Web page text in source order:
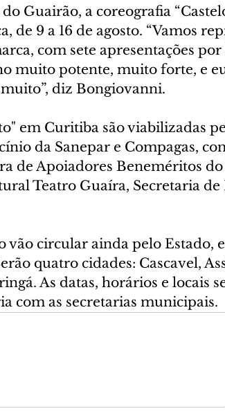
Guairão, a coreografia
de 9 a 16 de agosto. “Vamos
com sete apresentações por
muito potente, muito forte, e
diz Bongiovanni.
em Curitiba são viabilizadas
da Sanepar e Compagas,
de Apoiadores Beneméritos
Teatro Guaíra, Secretaria de
vão circular ainda pelo Estado,
quatro cidades: Cascavel,
As datas, horários e locais
com as secretarias municipais.